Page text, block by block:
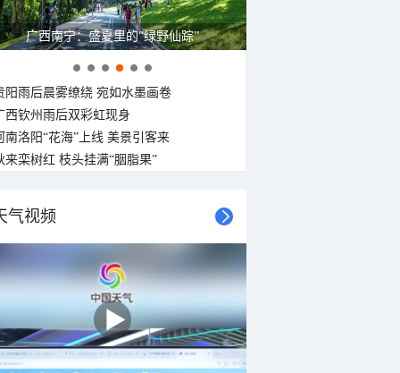
广西南宁：盛夏里的“绿野仙踪”
阳雨后晨雾缭绕 宛如水墨画卷
西钦州雨后双彩虹现身
南洛阳“花海”上线 美景引客来
来栾树红 枝头挂满“胭脂果”
气视频